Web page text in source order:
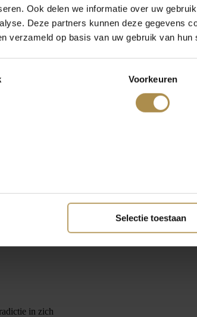
Ook delen we informatie over uw
Deze partners kunnen deze gegevens
verzameld op basis van uw gebruik van hun
Voorkeuren
Selectie toestaan
in zich